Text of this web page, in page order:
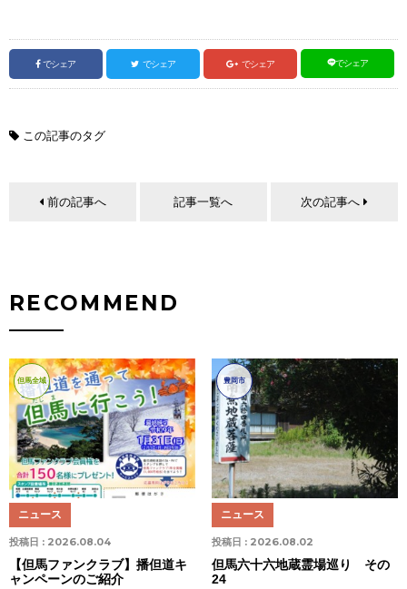
でシェア でシェア でシェア でシェア
この記事のタグ
前の記事へ 記事一覧へ 次の記事へ
RECOMMEND
但馬全域
投稿日 : 2026.08.04
ニュース
【但馬ファンクラブ】播但道キ
ャンペーンのご紹介
豊岡市
投稿日 : 2026.08.02
ニュース
但馬六十六地蔵霊場巡り その
24